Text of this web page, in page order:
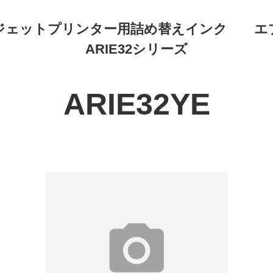
ェットプリンター用詰め替えインク エ
ARIE32シリーズ
ARIE32YE